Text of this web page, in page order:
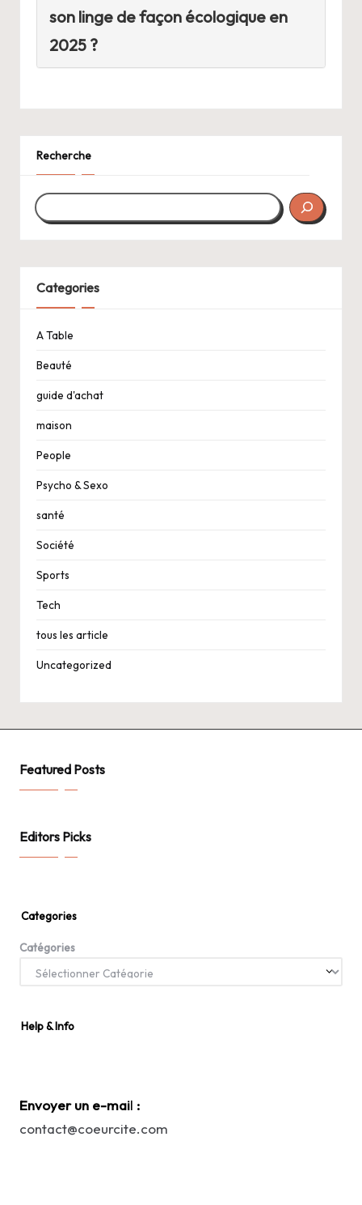
son linge de façon écologique en
2025 ?
Recherche
Categories
A Table
Beauté
guide d'achat
maison
People
Psycho & Sexo
santé
Société
Sports
Tech
tous les article
Uncategorized
Featured Posts
Editors Picks
Categories
Catégories
Help & Info
Envoyer un e-mail :
contact@coeurcite.com